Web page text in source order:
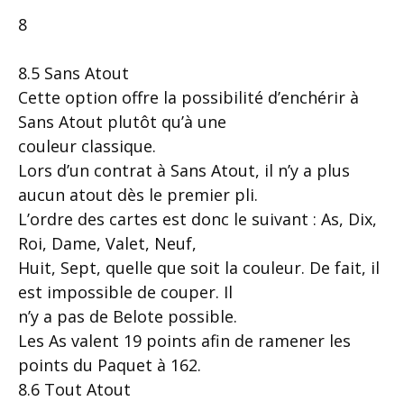
8
8.5 Sans Atout
Cette option offre la possibilité d’enchérir à
Sans Atout plutôt qu’à une
couleur classique.
Lors d’un contrat à Sans Atout, il n’y a plus
aucun atout dès le premier pli.
L’ordre des cartes est donc le suivant : As, Dix,
Roi, Dame, Valet, Neuf,
Huit, Sept, quelle que soit la couleur. De fait, il
est impossible de couper. Il
n’y a pas de Belote possible.
Les As valent 19 points afin de ramener les
points du Paquet à 162.
8.6 Tout Atout